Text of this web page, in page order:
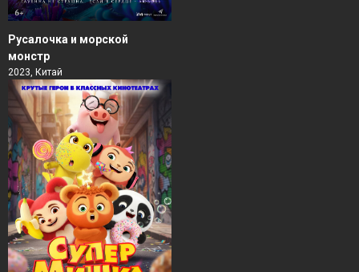
Русалочка и морской
монстр
2023, Китай